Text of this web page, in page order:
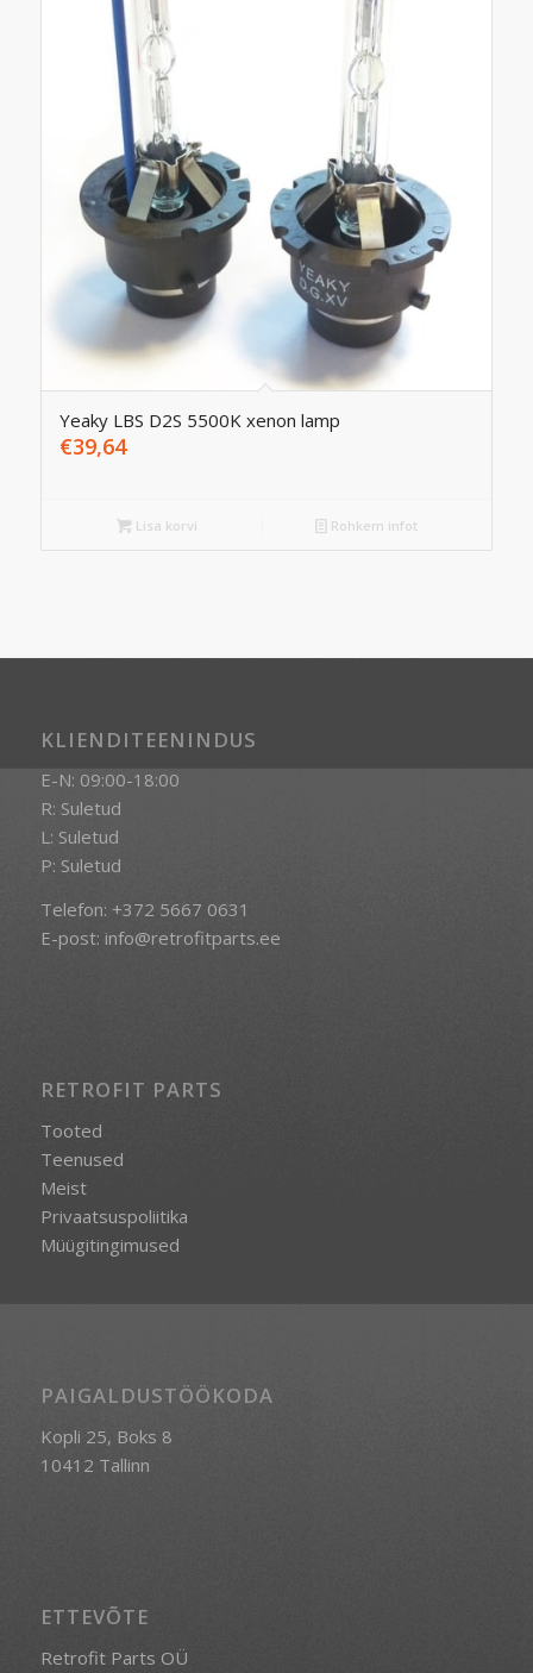
Yeaky LBS D2S 5500K xenon lamp
€39,64
Lisa korvi Rohkem infot
KLIENDITEENINDUS
E-N: 09:00-18:00
R: Suletud
L: Suletud
P: Suletud
Telefon: +372 5667 0631
E-post: info@retrofitparts.ee
RETROFIT PARTS
Tooted
Teenused
Meist
Privaatsuspoliitika
Müügitingimused
PAIGALDUSTÖÖKODA
Kopli 25, Boks 8
10412 Tallinn
ETTEVÕTE
Retrofit Parts OÜ